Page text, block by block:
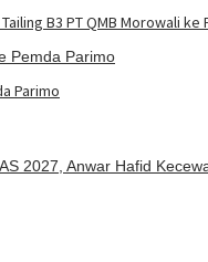
B3 PT QMB Morowali ke
Parimo